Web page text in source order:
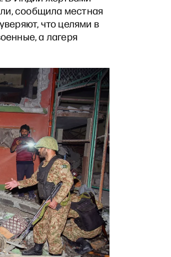
сообщила местная
что целями в
а лагеря